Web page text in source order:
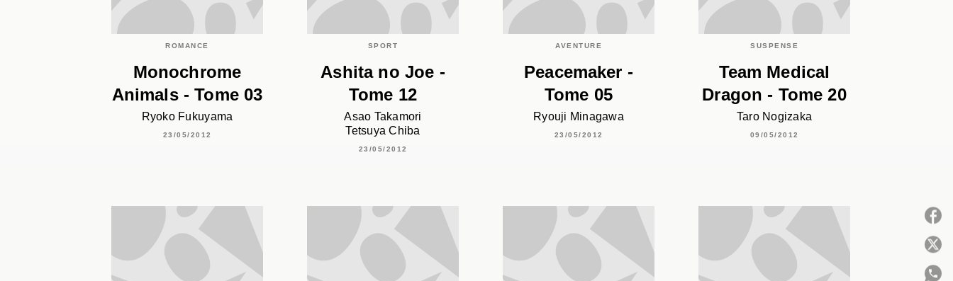
ROMANCE
Monochrome
Animals - Tome 03
Ryoko Fukuyama
23/05/2012
SPORT
Ashita no Joe -
Tome 12
Asao Takamori
Tetsuya Chiba
23/05/2012
AVENTURE
Peacemaker -
Tome 05
Ryouji Minagawa
23/05/2012
SUSPENSE
Team Medical
Dragon - Tome 20
Taro Nogizaka
09/05/2012